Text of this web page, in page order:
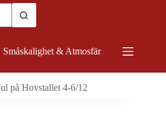
Småskalighet & Atmosfär
på Hovstallet 4-6/12